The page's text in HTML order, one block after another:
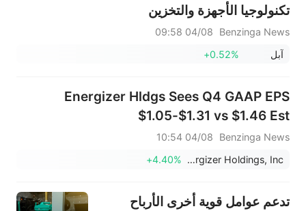
تكنولوجيا الأجهزة والتخزين
والملحقات
Benzinga News
04/08 09:58
آبل
+0.52%
Energizer Hldgs Sees Q4 GAAP EPS
$1.05-$1.31 vs $1.46 Est
Benzinga News
04/08 10:54
Energizer Holdings, Inc.
+4.40%
تدعم عوامل قوية أخرى الأرباح